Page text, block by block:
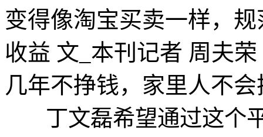
变得像淘宝买卖一样，
收益 文_本刊记者 周夫
几年不挣钱，家里人不
丁文磊希望通过这个平